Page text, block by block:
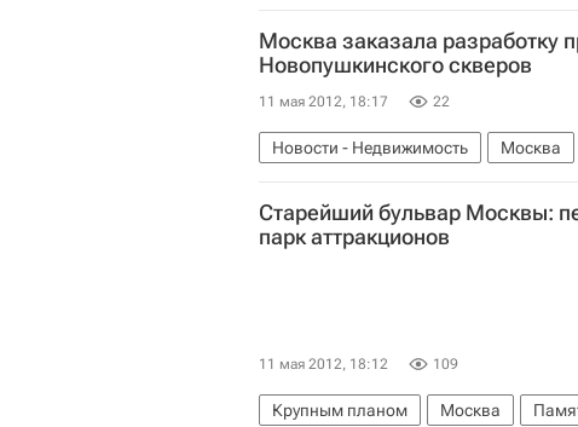
Москва заказала разработку
Новопушкинского скверов
11 мая 2012, 18:17 22
Новости - Недвижимость Москва
Россия
Старейший бульвар Москвы:
парк аттракционов
11 мая 2012, 18:12 109
Крупным планом Москва